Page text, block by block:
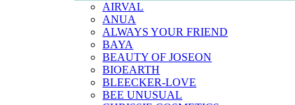
AIRVAL
ANUA
ALWAYS YOUR FRIEND
BAYA
BEAUTY OF JOSEON
BIOEARTH
BLEECKER-LOVE
BEE UNUSUAL